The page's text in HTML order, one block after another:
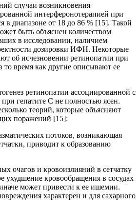
случаи возникновения
интерферонотерапией при
в диапазоне от 18 до 86 % [15]. Такой
быть объяснен количеством
в исследовании, наличием
дозировки ИФН. Некоторые
об исчезновении ретинопатии при
то время как другие описывают ее
ретинопатии ассоциированной с
гепатите С не полностью ясен.
теорий, которые объясняют
поражений [15]:
потоков, возникающая
приводит к образованию
очагов и кровоизлияний в сетчатку
ухудшение кровообращения в сосудах
может привести к ее ишемии.
характерен и для сахарного